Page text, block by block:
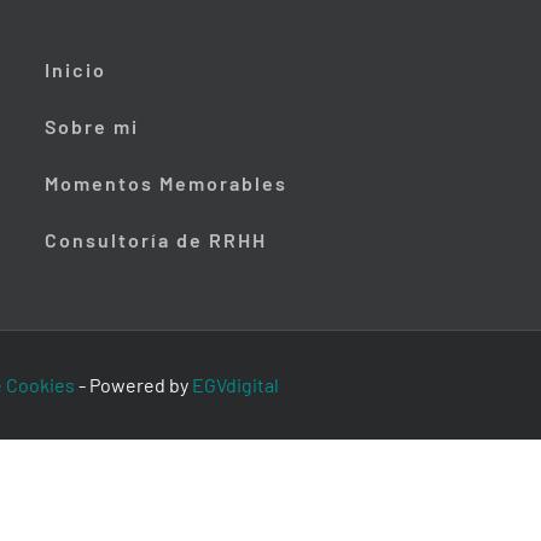
Inicio
Sobre mi
Momentos Memorables
Consultoría de RRHH
Cookies - Powered by EGVdigital